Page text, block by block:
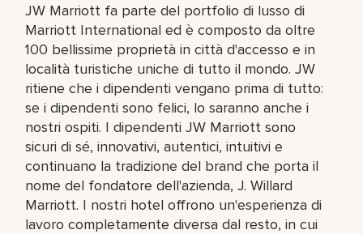
JW Marriott fa parte del portfolio di lusso di
Marriott International ed è composto da oltre
100 bellissime proprietà in città d'accesso e in
località turistiche uniche di tutto il mondo. JW
ritiene che i dipendenti vengano prima di tutto:
se i dipendenti sono felici, lo saranno anche i
nostri ospiti. I dipendenti JW Marriott sono
sicuri di sé, innovativi, autentici, intuitivi e
continuano la tradizione del brand che porta il
nome del fondatore dell'azienda, J. Willard
Marriott. I nostri hotel offrono un'esperienza di
lavoro completamente diversa dal resto, in cui